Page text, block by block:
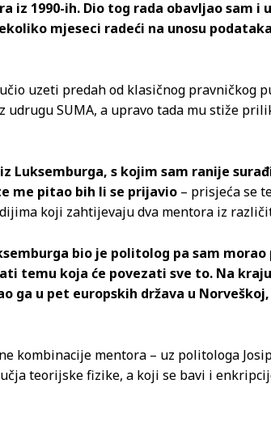
iz 1990-ih. Dio tog rada obavljao sam i
mjeseci radeći na unosu
uzeti predah od klasičnog pravničkog
udrugu SUMA, a upravo tada mu stiže
Luksemburga, s kojim sam ranije
me pitao bih li se prijavio – prisjeća se
koji zahtijevaju dva mentora iz
bio je politolog pa sam
temu koja će povezati sve to. Na
ga u pet europskih država u
kombinacije mentora – uz politologa
teorijske fizike, a koji se bavi i